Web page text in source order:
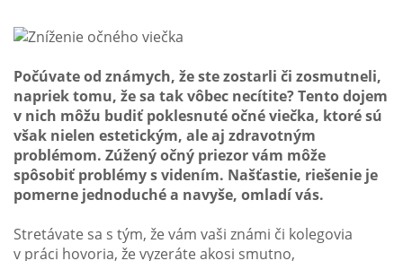
Počúvate od známych, že ste zostarli či zosmutneli,
napriek tomu, že sa tak vôbec necítite? Tento dojem
v nich môžu budiť poklesnuté očné viečka, ktoré sú
však nielen estetickým, ale aj zdravotným
problémom. Zúžený očný priezor vám môže
spôsobiť problémy s videním. Našťastie, riešenie je
pomerne jednoduché a navyše, omladí vás.
Stretávate sa s tým, že vám vaši známi či kolegovia
v práci hovoria, že vyzeráte akosi smutno,